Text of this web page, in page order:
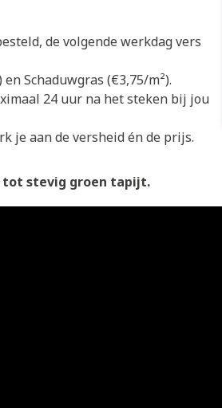
de volgende werkdag vers
Schaduwgras (€3,75/m²).
24 uur na het steken bij jou
je aan de versheid én de prijs.
tot stevig groen tapijt.